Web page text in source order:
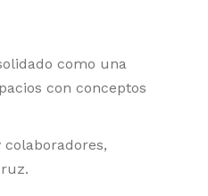
como una
con conceptos